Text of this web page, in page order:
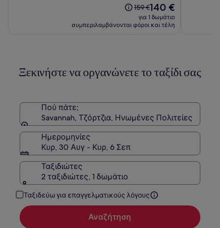
Η
τιμή
ήταν
σχετικά
με
τιμή.
159 €Η
τιμή
είναι
140 €
για 1 δωμάτιο
συμπεριλαμβάνονται φόροι και τέλη
Ξεκινήστε να οργανώνετε το ταξίδι σας
Πού πάτε;
Savannah, Τζόρτζια, Ηνωμένες Πολιτείες
Ημερομηνίες
Κυρ, 30 Αυγ - Κυρ, 6 Σεπ
Ταξιδιώτες
2 ταξιδιώτες, 1 δωμάτιο
Ταξιδεύω για επαγγελματικούς λόγους
Αναζήτηση